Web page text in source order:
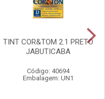
TINT COR&TOM 2.1 PRETO
JABUTICABA
Código: 40694
Embalagem: UN1